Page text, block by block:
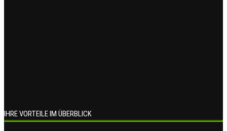
IHRE VORTEILE IM ÜBERBLICK